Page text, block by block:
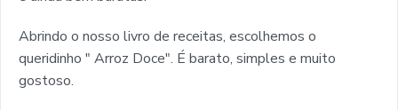
Abrindo o nosso livro de receitas, escolhemos o
queridinho " Arroz Doce". É barato, simples e muito
gostoso.